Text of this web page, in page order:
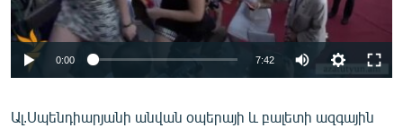
ՄՇԱԿՈՒՅԹ
ՍՊՈՐՏ
ՄԵԿՆԱԲԱՆՈՒԹՅՈՒՆ
ՏՏ ԵՒ ԻՆՏԵՐՆԵՏ
0:00 7:42
Ալ.Սպենդիարյանի անվան օպերայի և բալետի ազգային